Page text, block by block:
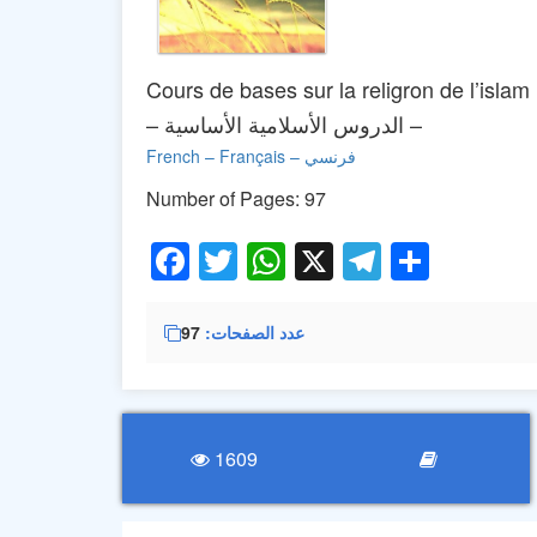
Cours de bases sur la religron de l’islam
– الدروس الأسلامية الأساسية –
French –
Number of Pages: 97
Facebook
Twitter
WhatsApp
X
عدد الصفحات 97
1609